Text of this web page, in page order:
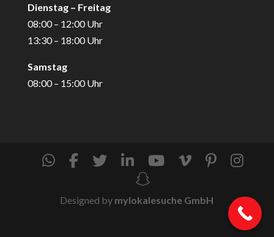
Dienstag – Freitag
08:00 – 12:00 Uhr
13:30 – 18:00 Uhr
Samstag
08:00 – 15:00 Uhr
Designed by mylokalesuche GmbH